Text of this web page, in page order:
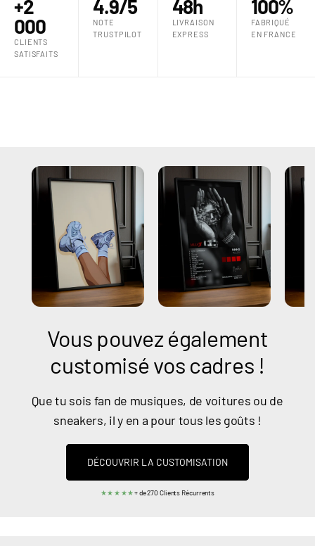
+2
000
CLIENTS
SATISFAITS
4.9/5
NOTE
TRUSTPILOT
48h
LIVRAISON
EXPRESS
100%
FABRIQUÉ
EN FRANCE
Vous pouvez également
customisé vos cadres !
Que tu sois fan de musiques, de voitures ou de
sneakers, il y en a pour tous les goûts !
DÉCOUVRIR LA CUSTOMISATION
★★★★★+ de 270 Clients Récurrents